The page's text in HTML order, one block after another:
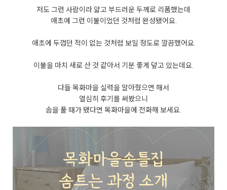
저도 그런 사람이라 얇고 부드러운 두께로 리폼했는데
애초에 그런 이불이었던 것처럼 완성됐어요.
애초에 두껍던 적이 없는 것처럼 보일 정도로 깔끔했어요.
이불을 마치 새로 산 것 같아서 기분 좋게 덮고 있는데요.
다들 목화마을 실력을 알아줬으면 해서
열심히 후기를 써봤으니
솜을 풀 때가 됐다면 목화마을에 전화해 보세요.